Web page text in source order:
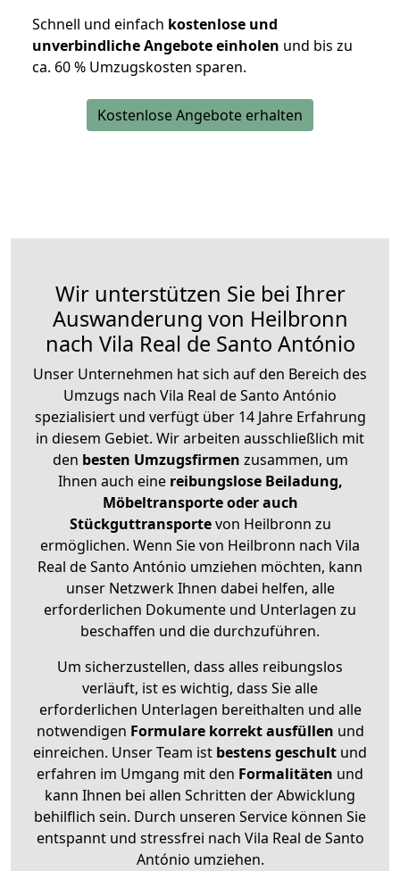
Schnell und einfach kostenlose und
unverbindliche Angebote einholen und bis zu
ca. 60 % Umzugskosten sparen.
Kostenlose Angebote erhalten
Wir unterstützen Sie bei Ihrer
Auswanderung von Heilbronn
nach Vila Real de Santo António
Unser Unternehmen hat sich auf den Bereich des
Umzugs nach Vila Real de Santo António
spezialisiert und verfügt über 14 Jahre Erfahrung
in diesem Gebiet. Wir arbeiten ausschließlich mit
den besten Umzugsfirmen zusammen, um
Ihnen auch eine reibungslose Beiladung,
Möbeltransporte oder auch
Stückguttransportevon Heilbronn zu
ermöglichen. Wenn Sie von Heilbronn nach Vila
Real de Santo António umziehen möchten, kann
unser Netzwerk Ihnen dabei helfen, alle
erforderlichen Dokumente und Unterlagen zu
beschaffen und die durchzuführen.
Um sicherzustellen, dass alles reibungslos
verläuft, ist es wichtig, dass Sie alle
erforderlichen Unterlagen bereithalten und alle
notwendigen Formulare korrekt ausfüllen und
einreichen. Unser Team ist bestens geschult und
erfahren im Umgang mit den Formalitäten und
kann Ihnen bei allen Schritten der Abwicklung
behilflich sein. Durch unseren Service können Sie
entspannt und stressfrei nach Vila Real de Santo
António umziehen.